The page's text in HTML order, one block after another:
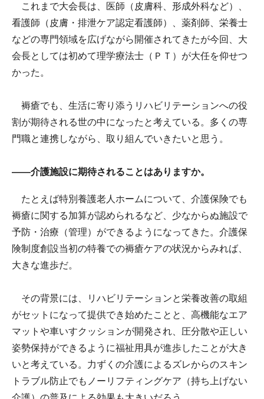
これまで大会長は、医師（皮膚科、形成外科など）、
看護師（皮膚・排泄ケア認定看護師）、薬剤師、栄養士
などの専門領域を広げながら開催されてきたが今回、大
会長としては初めて理学療法士（ＰＴ）が大任を仰せつ
かった。
褥瘡でも、生活に寄り添うリハビリテーションへの役
割が期待される世の中になったと考えている。多くの専
門職と連携しながら、取り組んでいきたいと思う。
――介護施設に期待されることはありますか。
たとえば特別養護老人ホームについて、介護保険でも
褥瘡に関する加算が認められるなど、少なからぬ施設で
予防・治療（管理）ができるようになってきた。介護保
険制度創設当初の特養での褥瘡ケアの状況からみれば、
大きな進歩だ。
その背景には、リハビリテーションと栄養改善の取組
がセットになって提供でき始めたことと、高機能なエア
マットや車いすクッションが開発され、圧分散や正しい
姿勢保持ができるように福祉用具が進歩したことが大き
いと考えている。力ずくの介護によるズレからのスキン
トラブル防止でもノーリフティングケア（持ち上げない